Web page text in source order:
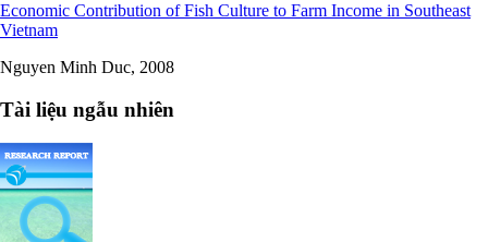
Economic Contribution of Fish Culture to Farm Income in Southeast
Vietnam
Nguyen Minh Duc, 2008
Tài liệu ngẫu nhiên